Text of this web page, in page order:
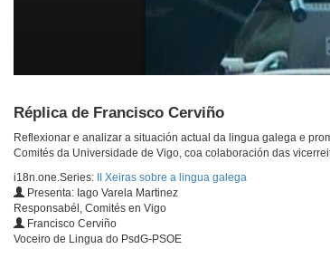
Réplica de Francisco Cerviño
Reflexionar e analizar a situación actual da lingua galega e
Comités da Universidade de Vigo, coa colaboración das
i18n.one.Series:
II Xeiras sobre a lingua galega
Presenta: Iago Varela Martinez
Responsabél, Comités en Vigo
Francisco Cerviño
Voceiro de Lingua do PsdG-PSOE